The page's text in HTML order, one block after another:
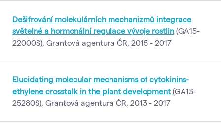
Dešifrování molekulárních mechanizmů integrace
světelné a hormonální regulace vývoje rostlin (GA15-
22000S), Grantová agentura ČR, 2015 - 2017
Elucidating molecular mechanisms of cytokinins-
ethylene crosstalk in the plant development (GA13-
25280S), Grantová agentura ČR, 2013 - 2017